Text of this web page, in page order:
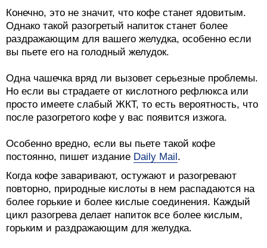
Конечно, это не значит, что кофе станет ядовитым.
Однако такой разогретый напиток станет более
раздражающим для вашего желудка, особенно если
вы пьете его на голодный желудок.
Одна чашечка вряд ли вызовет серьезные проблемы.
Но если вы страдаете от кислотного рефлюкса или
просто имеете слабый ЖКТ, то есть вероятность, что
после разогретого кофе у вас появится изжога.
Особенно вредно, если вы пьете такой кофе
постоянно, пишет издание Daily Mail .
Когда кофе заваривают, остужают и разогревают
повторно, природные кислоты в нем распадаются на
более горькие и более кислые соединения. Каждый
цикл разогрева делает напиток все более кислым,
горьким и раздражающим для желудка.